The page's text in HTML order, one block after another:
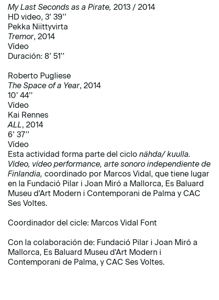
My Last Seconds as a Pirate, 2013 / 2014
HD video, 3’ 39’’
Pekka Niittyvirta
Tremor, 2014
Vídeo
Duración: 8’ 51’’
Roberto Pugliese
The Space of a Year, 2014
10’ 44’’
Vídeo
Kai Rennes
ALL, 2014
6’ 37’’
Vídeo
Esta actividad forma parte del ciclo nähda/ kuulla.
Vídeo, vídeo performance, arte sonoro independiente de
Finlandia, coordinado por Marcos Vidal, que tiene lugar
en la Fundació Pilar i Joan Miró a Mallorca, Es Baluard
Museu d'Art Modern i Contemporani de Palma y CAC
Ses Voltes.
Coordinador del cicle: Marcos Vidal Font
Con la colaboración de: Fundació Pilar i Joan Miró a
Mallorca, Es Baluard Museu d'Art Modern i
Contemporani de Palma, y CAC Ses Voltes.